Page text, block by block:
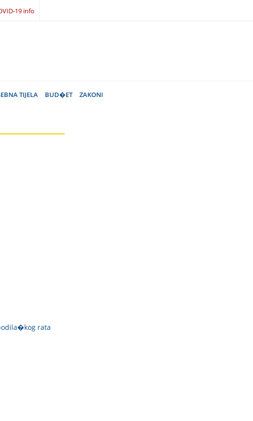
19 info
TIJELA BUD�ET ZAKONI
rata